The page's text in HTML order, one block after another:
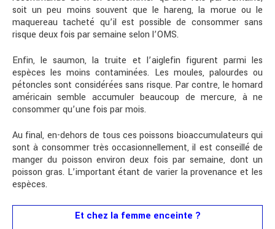
soit un peu moins souvent que le hareng, la morue ou le
maquereau tacheté qu’il est possible de consommer sans
risque deux fois par semaine selon l’OMS.
Enfin, le saumon, la truite et l’aiglefin figurent parmi les
espèces les moins contaminées. Les moules, palourdes ou
pétoncles sont considérées sans risque. Par contre, le homard
américain semble accumuler beaucoup de mercure, à ne
consommer qu’une fois par mois.
Au final, en-dehors de tous ces poissons bioaccumulateurs qui
sont à consommer très occasionnellement, il est conseillé de
manger du poisson environ deux fois par semaine, dont un
poisson gras. L’important étant de varier la provenance et les
espèces.
Et chez la femme enceinte ?